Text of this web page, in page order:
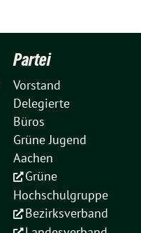
Partei
Vorstand
Delegierte
Büros
Grüne Jugend
Aachen
Grüne
Hochschulgruppe
Bezirksverband